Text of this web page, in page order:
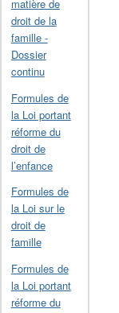
matière de
droit de la
famille -
Dossier
continu
Formules de
la Loi portant
réforme du
droit de
l’enfance
Formules de
la Loi sur le
droit de
famille
Formules de
la Loi portant
réforme du